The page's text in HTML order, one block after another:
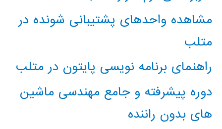
مشاهده واحدهای پشتیبانی شونده در
متلب
راهنمای برنامه نویسی پایتون در متلب
دوره پیشرفته و جامع مهندسی ماشین
های بدون راننده